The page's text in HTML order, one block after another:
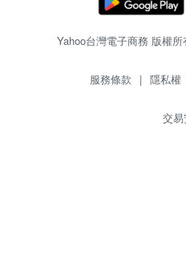
Yahoo台灣電子商務 版權
服務條款 | 隱私權
交易